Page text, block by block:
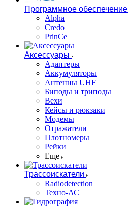
Программное обеспечение
Alpha
Credo
PrinCe
Аксессуары
Адаптеры
Аккумуляторы
Антенны UHF
Биподы и триподы
Вехи
Кейсы и рюкзаки
Модемы
Отражатели
Плотномеры
Рейки
Еще
Трассоискатели
Radiodetection
Техно-АС